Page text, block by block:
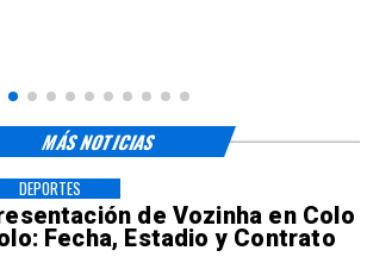
de Vozinha en Colo
Fecha, Estadio y Contrato
DEPORTES
MÁS NOTICIAS